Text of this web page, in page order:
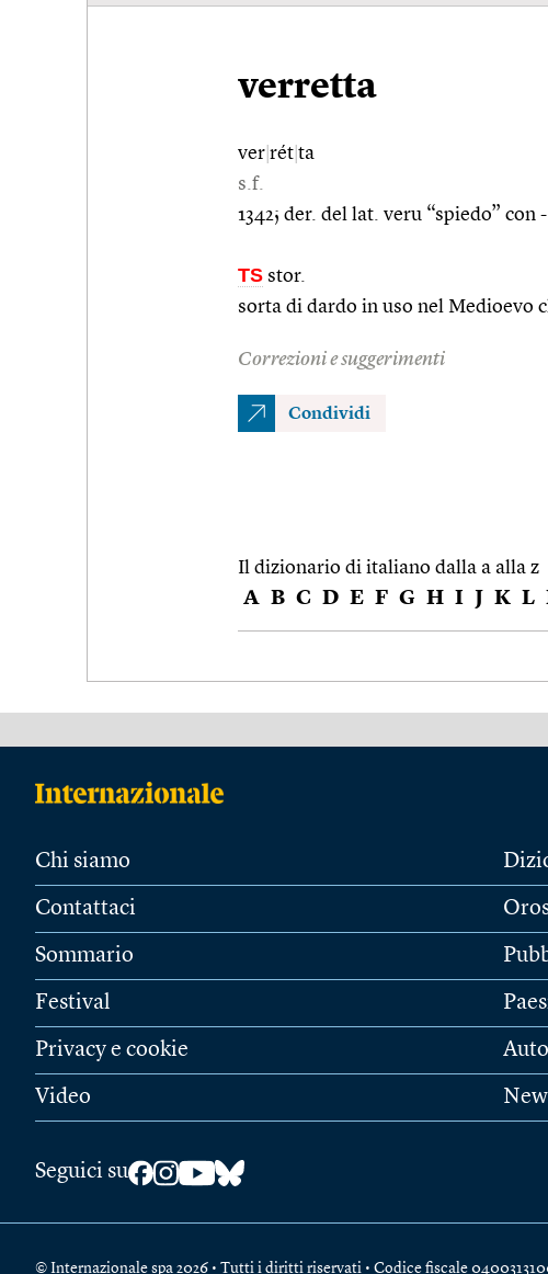
verretta
ver rét ta
s.f.
1342; der. del lat. veru “spiedo”
TS stor.
sorta di dardo in uso nel Medioevo
Correzioni e suggerimenti
Condividi
Il dizionario di italiano dalla a alla z
A B C D E F G H I J K L
Chi siamo
Contattaci
Sommario
Festival
Privacy e cookie
Video
Seguici su
© Internazionale spa 2026 • Tutti i diritti riservati • Codice fiscale